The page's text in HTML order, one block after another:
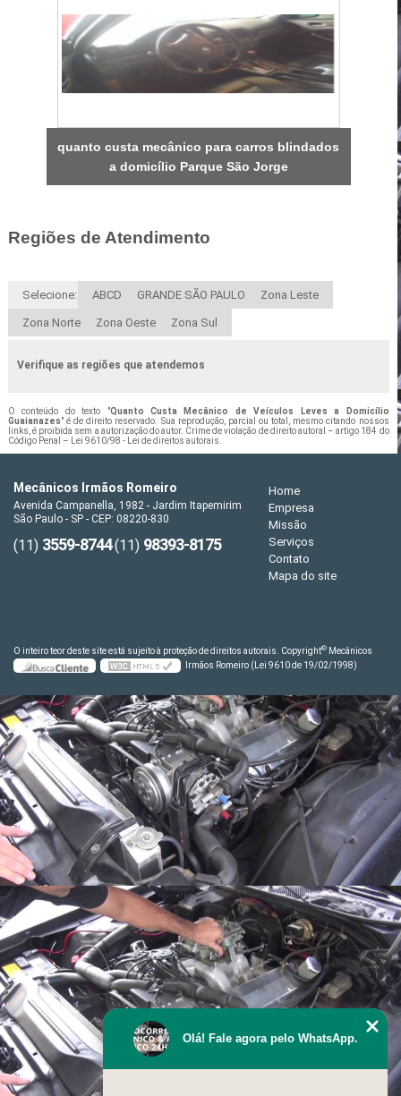
quanto custa mecânico para carros blindados
a domicílio Parque São Jorge
Regiões de Atendimento
Selecione: ABCD GRANDE SÃO PAULO Zona Leste
Zona Norte Zona Oeste Zona Sul
Verifique as regiões que atendemos
O conteúdo do texto "Quanto Custa Mecânico de Veículos Leves a Domicílio
Guaianazes" é de direito reservado. Sua reprodução, parcial ou total, mesmo citando nossos
links, é proibida sem a autorização do autor. Crime de violação de direito autoral – artigo 184 do
Código Penal – Lei 9610/98 - Lei de direitos autorais.
Mecânicos Irmãos Romeiro
Avenida Campanella, 1982 - Jardim Itapemirim
São Paulo - SP - CEP: 08220-830
(11) 3559-8744(11) 98393-8175
Home
Empresa
Missão
Serviços
Contato
Mapa do site
O inteiro teor deste site está sujeito à proteção de direitos autorais. Copyright© Mecânicos
Irmãos Romeiro (Lei 9610 de 19/02/1998)
Olá! Fale agora pelo WhatsApp.